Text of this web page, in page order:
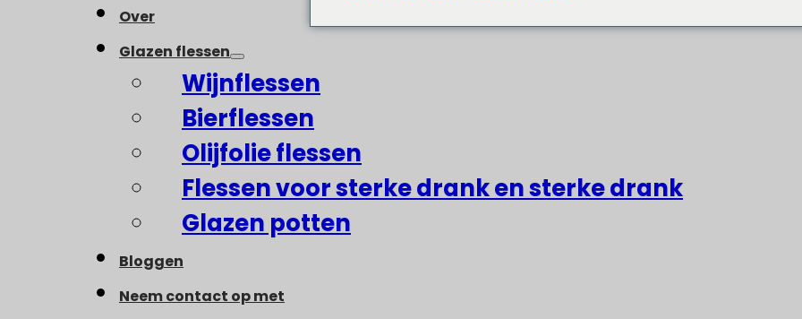
Over
Glazen flessen
Wijnflessen
Bierflessen
Olijfolie flessen
Flessen voor sterke drank en sterke drank
Glazen potten
Bloggen
Neem contact op met